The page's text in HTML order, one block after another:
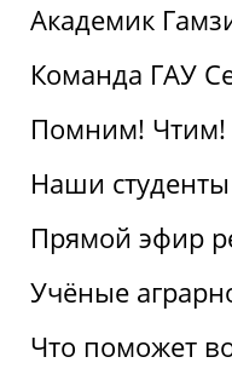
Академик
Команда ГАУ
Помним! Чтим!
Наши
Прямой эфир
Учёные
Что поможет